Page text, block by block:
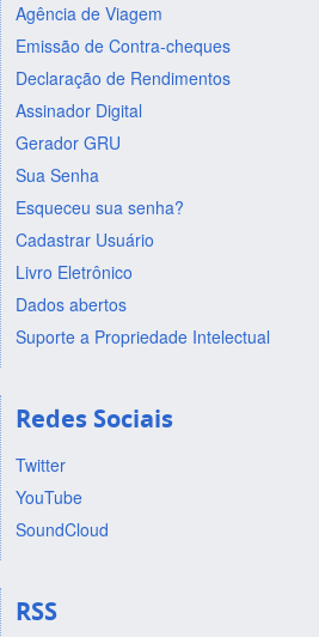
Agência de Viagem
Emissão de Contra-cheques
Declaração de Rendimentos
Assinador Digital
Gerador GRU
Sua Senha
Esqueceu sua senha?
Cadastrar Usuário
Livro Eletrônico
Dados abertos
Suporte a Propriedade Intelectual
Redes Sociais
Twitter
YouTube
SoundCloud
RSS